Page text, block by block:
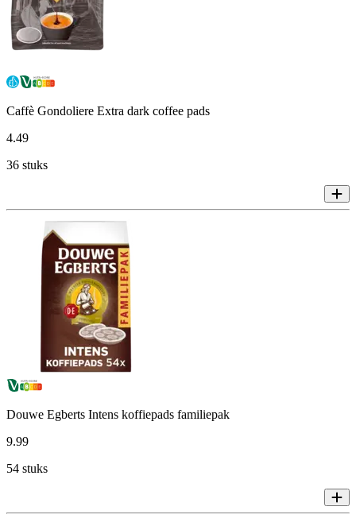
Caffè Gondoliere Extra dark coffee pads
4.49
36 stuks
Douwe Egberts Intens koffiepads familiepak
9.99
54 stuks